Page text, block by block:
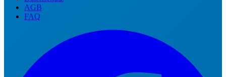
AGB
FAQ